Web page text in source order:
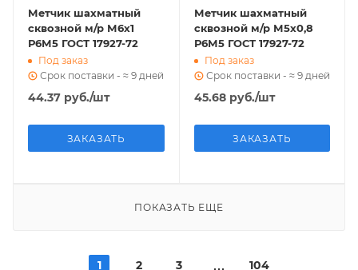
Метчик шахматный
сквозной м/р М6х1
Р6М5 ГОСТ 17927-72
Под заказ
Срок поставки - ≈ 9 дней
44.37 руб./шт
ЗАКАЗАТЬ
Метчик шахматный
сквозной м/р М5х0,8
Р6М5 ГОСТ 17927-72
Под заказ
Срок поставки - ≈ 9 дней
45.68руб./шт
ЗАКАЗАТЬ
ПОКАЗАТЬ ЕЩЕ
1 2 3 104